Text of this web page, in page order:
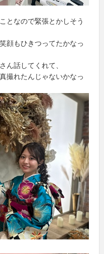
となので緊張とかしそう
顔もひきつってたかなっ
してくれて、
たんじゃないかなっ